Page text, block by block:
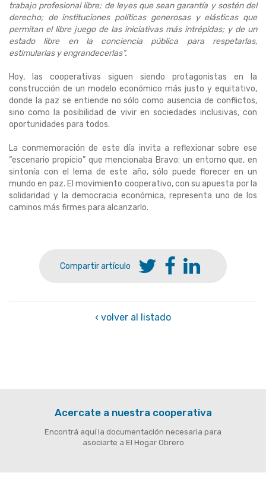
trabajo profesional libre; de leyes que sean garantía y sostén del
derecho; de instituciones políticas generosas y elásticas que
permitan el libre juego de las iniciativas más intrépidas; y de un
estado libre en la conciencia pública para respetarlas,
estimularlas y engrandecerlas”.
Hoy, las cooperativas siguen siendo protagonistas en la
construcción de un modelo económico más justo y equitativo,
donde la paz se entiende no sólo como ausencia de conflictos,
sino como la posibilidad de vivir en sociedades inclusivas, con
oportunidades para todos.
La conmemoración de este día invita a reflexionar sobre ese
“escenario propicio” que mencionaba Bravo: un entorno que, en
sintonía con el lema de este año, sólo puede florecer en un
mundo en paz. El movimiento cooperativo, con su apuesta por la
solidaridad y la democracia económica, representa uno de los
caminos más firmes para alcanzarlo.
Compartir artículo
‹ volver al listado
Acercate a nuestra cooperativa
Encontrá aquí la documentación necesaria para
asociarte a El Hogar Obrero